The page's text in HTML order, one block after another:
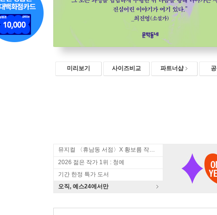
미리보기 사이즈비교 파트너샵
뮤지컬 〈휴남동 서점〉X 황보름 작가 북토크
2026 젊은 작가 1위 : 청예
기간 한정 특가 도서
오직, 예스24에서만